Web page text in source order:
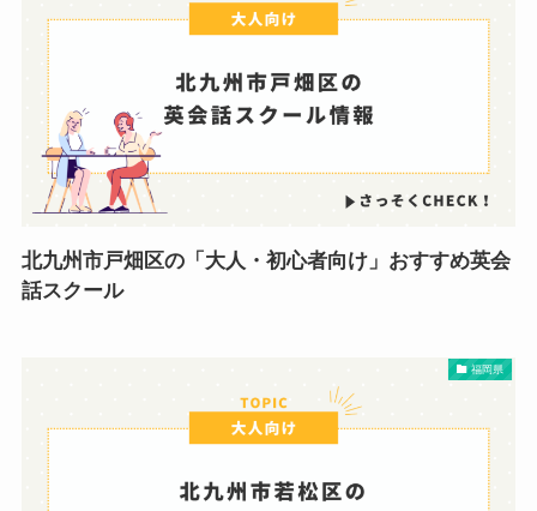
北九州市戸畑区の「大人・初心者向け」おすすめ英会
話スクール
福岡県